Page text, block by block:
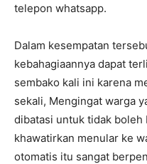
telepon whatsapp.
Dalam kesempatan
kebahagiaannya dapat
sembako kali ini karena
sekali, Mengingat warga
dibatasi untuk tidak boleh
khawatirkan menular ke
otomatis itu sangat